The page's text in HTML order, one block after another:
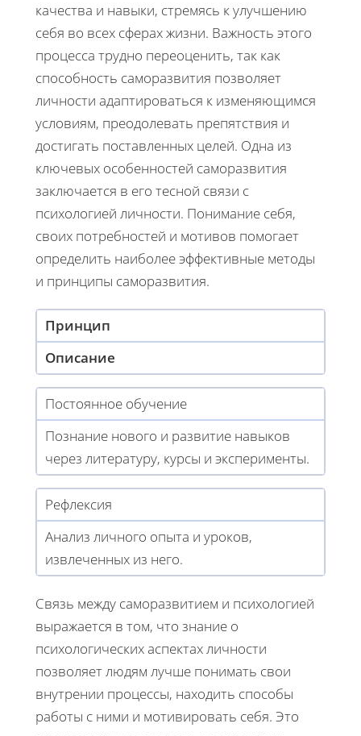
качества и навыки, стремясь к улучшению
себя во всех сферах жизни. Важность этого
процесса трудно переоценить, так как
способность саморазвития позволяет
личности адаптироваться к изменяющимся
условиям, преодолевать препятствия и
достигать поставленных целей. Одна из
ключевых особенностей саморазвития
заключается в его тесной связи с
психологией личности. Понимание себя,
своих потребностей и мотивов помогает
определить наиболее эффективные методы
и принципы саморазвития.
Принцип
Описание
Постоянное обучение
Познание нового и развитие навыков
через литературу, курсы и эксперименты.
Рефлексия
Анализ личного опыта и уроков,
извлеченных из него.
Связь между саморазвитием и психологией
выражается в том, что знание о
психологических аспектах личности
позволяет людям лучше понимать свои
внутрении процессы, находить способы
работы с ними и мотивировать себя. Это